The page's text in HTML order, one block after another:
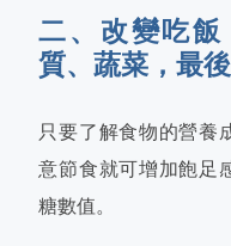
二、改變吃飯
質、蔬菜，最
只要了解食物的營養
意節食就可增加飽足
糖數值。